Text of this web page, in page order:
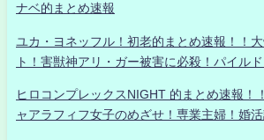
ナベ的まとめ速報
ユカ・ヨネッフル！初老的まとめ速報！！
ト！害獣神アリ・ガー被害に必殺！パイル
ヒロコンプレックスNIGHT 的まとめ速報！
ャアラフィフ女子のめざせ！専業主婦！婚